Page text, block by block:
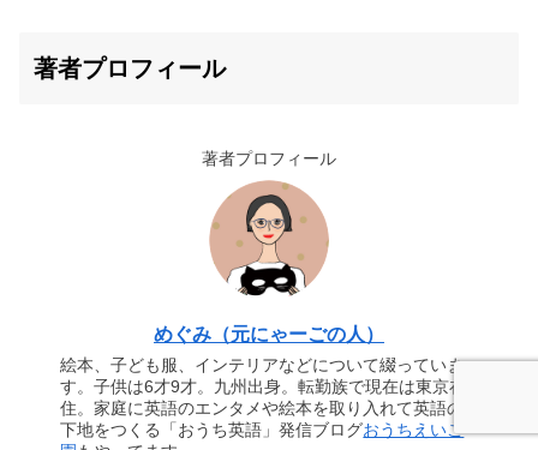
著者プロフィール
著者プロフィール
めぐみ（元にゃーごの人）
絵本、子ども服、インテリアなどについて綴っていま
す。子供は6才9才。九州出身。転勤族で現在は東京在
住。家庭に英語のエンタメや絵本を取り入れて英語の
下地をつくる「おうち英語」発信ブログおうちえいご